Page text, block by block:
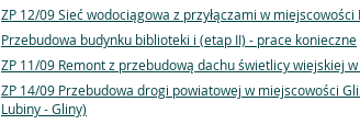
ZP 12/09 Sieć wodociągowa z przyłączami w miejscowości
Przebudowa budynku biblioteki i (etap II) - prace konieczne
ZP 11/09 Remont z przebudową dachu świetlicy wiejskiej
ZP 14/09 Przebudowa drogi powiatowej w miejscowości
Lubiny - Gliny)